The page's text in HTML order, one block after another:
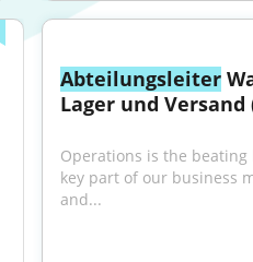
Abteilungsleiter
Lager und
Operations is the beating
key part of our business
and...